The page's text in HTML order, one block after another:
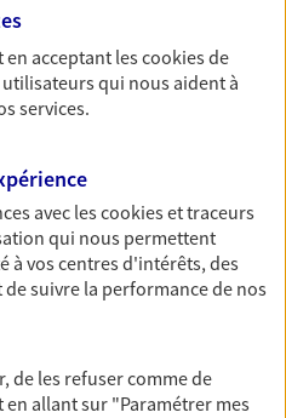
exclusif AXA
Lievin Cedex
21 44 11 11
CONTACTER
SITE WEB
acceptant lescookiesde
utilisateurs qui nous aident à
services.
avec lescookies et traceurs
qui nous permettent
à vos centres d'intérêts, des
suivre la performance de nos
de les refuser comme de
en allant sur "Paramétrer mes